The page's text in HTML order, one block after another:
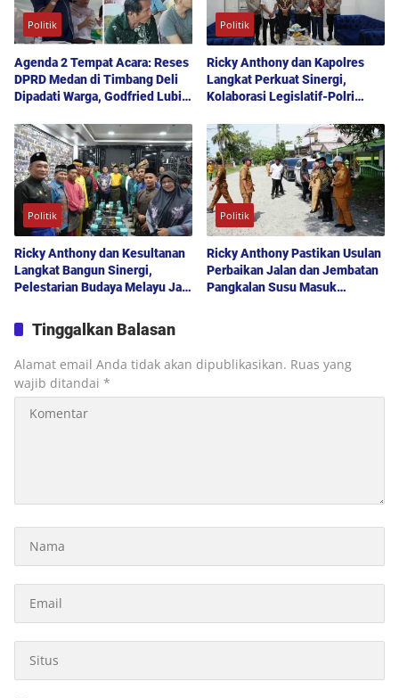
Politik
Agenda 2 Tempat Acara: Reses
DPRD Medan di Timbang Deli
Dipadati Warga, Godfried Lubis
hingga Layanan UHC
Politik
Ricky Anthony dan Kapolres
Langkat Perkuat Sinergi,
Kolaborasi Legislatif-Polri
Kondusif
Politik
Ricky Anthony dan Kesultanan
Langkat Bangun Sinergi,
Pelestarian Budaya Melayu Jadi
Politik
Ricky Anthony Pastikan Usulan
Perbaikan Jalan dan Jembatan
Pangkalan Susu Masuk
Tinggalkan Balasan
Alamat email Anda tidak akan dipublikasikan. Ruas yang
wajib ditandai *